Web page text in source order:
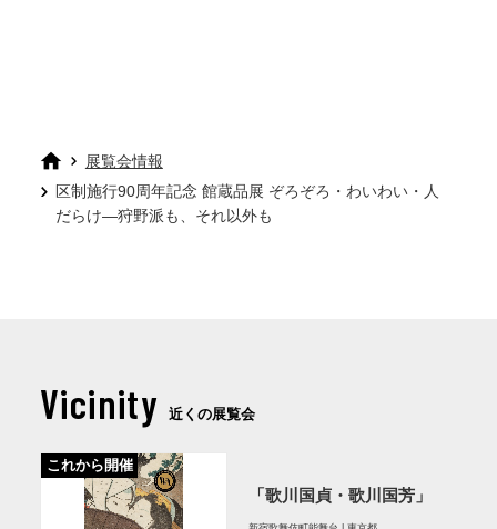
展覧会情報
区制施行90周年記念 館蔵品展 ぞろぞろ・わいわい・人
だらけ―狩野派も、それ以外も
Vicinity 近くの展覧会
これから開催
「歌川国貞・歌川国芳」